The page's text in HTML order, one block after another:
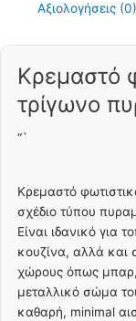
Αξιολογήσεις (0)
Κρεμαστό
τρίγωνο
“`
Κρεμαστό
σχέδιο τύπου
Είναι ιδανικό για
κουζίνα, αλλά και
χώρους όπως
μεταλλικό σώμα
καθαρή, minimal